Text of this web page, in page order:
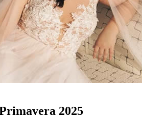
2025